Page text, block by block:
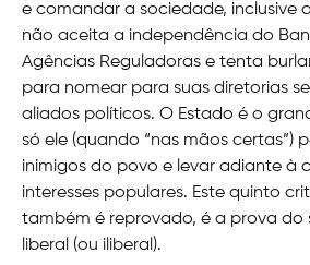
e comandar a sociedade, inclusive
não aceita a independência do
Agências Reguladoras e tenta
para nomear para suas diretorias
aliados políticos. O Estado é o
só ele (quando “nas mãos certas”)
inimigos do povo e levar adiante à
interesses populares. Este quinto
também é reprovado, é a prova do
liberal (ou iliberal).